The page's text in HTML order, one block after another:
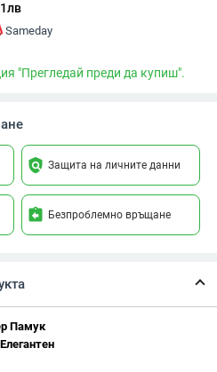
лв
Sameday
"Прегледай преди да купиш".
policy Защита на личните данни
assignment_return Безпроблемно връщане
Памук